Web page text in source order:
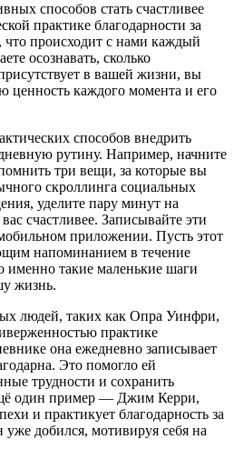
способов стать счастливее
практике благодарности за
что происходит с нами каждый
осознавать, сколько
в вашей жизни, вы
ценность каждого момента и его
способов внедрить
рутину. Например, начните
три вещи, за которые вы
скроллинга социальных
уделите пару минут на
счастливее. Записывайте эти
приложении. Пусть этот
напоминанием в течение
именно такие маленькие шаги
жизнь.
людей, таких как Опра Уинфри,
практике
она ежедневно записывает
Это помогло ей
трудности и сохранить
один пример — Джим Керри,
и практикует благодарность за
добился, мотивируя себя на